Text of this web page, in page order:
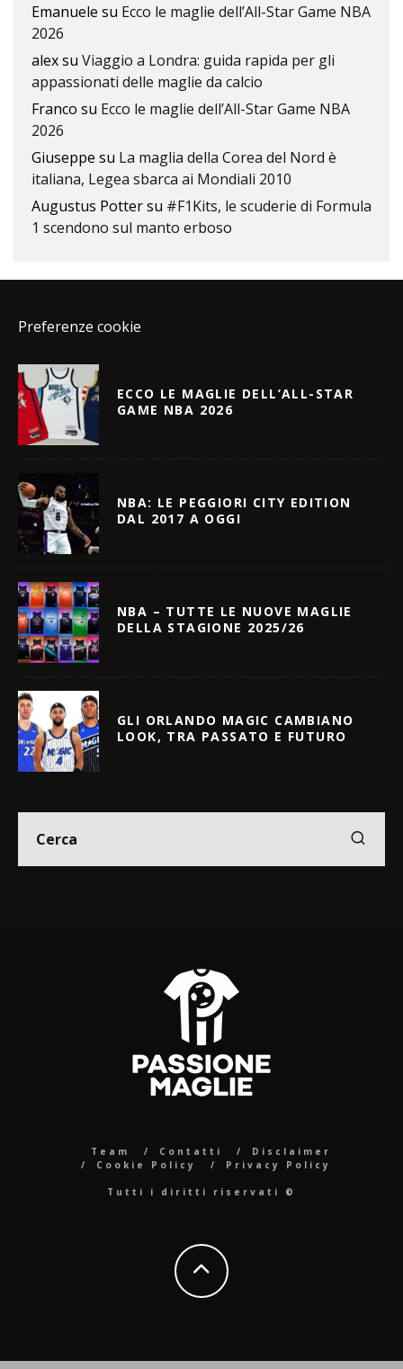
Emanuele su Ecco le maglie dell’All-Star Game NBA
2026
alexsu Viaggio a Londra: guida rapida per gli
appassionati delle maglie da calcio
Franco su Ecco le maglie dell’All-Star Game NBA
2026
Giuseppe su La maglia della Corea del Nord è
italiana, Legea sbarca ai Mondiali 2010
Augustus Pottersu #F1Kits, le scuderie di Formula
1 scendono sul manto erboso
Preferenze cookie
ECCO LE MAGLIE DELL’ALL-STAR
GAME NBA 2026
NBA: LE PEGGIORI CITY EDITION
DAL 2017 A OGGI
NBA – TUTTE LE NUOVE MAGLIE
DELLA STAGIONE 2025/26
GLI ORLANDO MAGIC CAMBIANO
LOOK, TRA PASSATO E FUTURO
Team Contatti
Disclaimer
Cookie Policy
Privacy Policy
Tutti i diritti riservati ©